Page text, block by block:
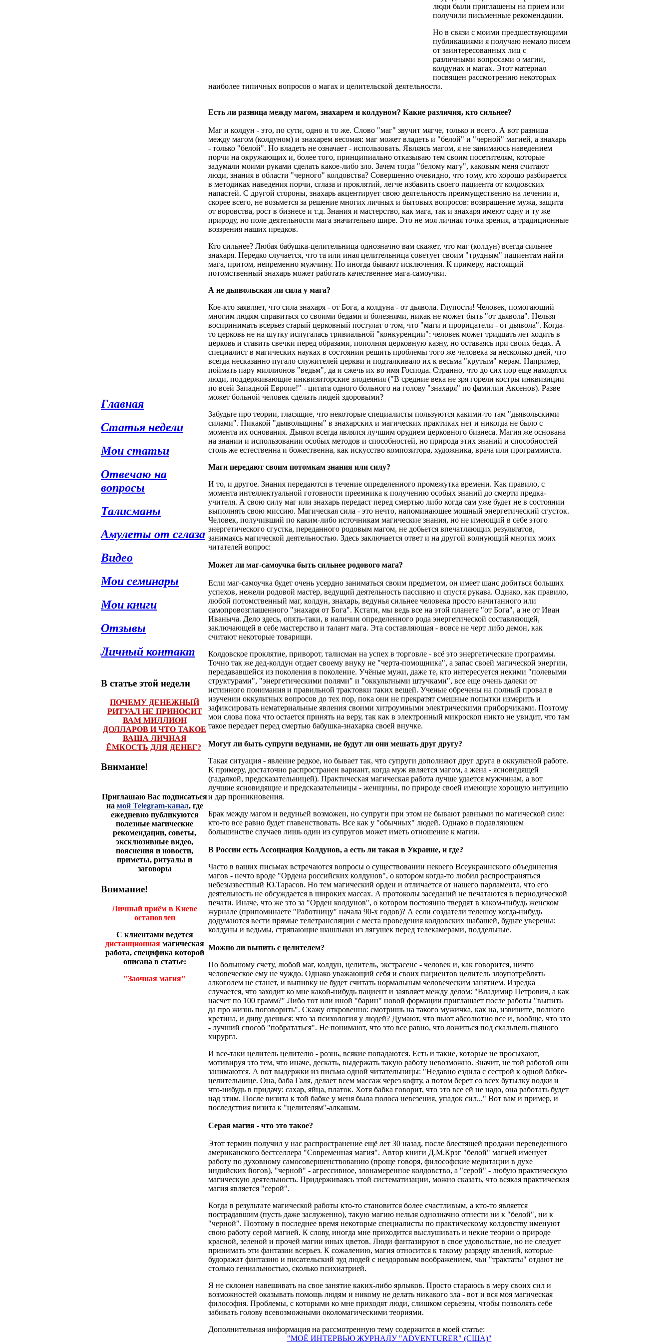
Главная
Статья недели
Мои статьи
Отвечаю на
вопросы
Талисманы
Амулеты от сглаза
Видео
Мои семинары
Мои книги
Отзывы
Личный контакт
В статье этой недели
ПОЧЕМУ ДЕНЕЖНЫЙ
РИТУАЛ НЕ ПРИНОСИТ
ВАМ МИЛЛИОН
ДОЛЛАРОВ И ЧТО ТАКОЕ
ВАША ЛИЧНАЯ
ЁМКОСТЬ ДЛЯ ДЕНЕГ?
Внимание!
Приглашаю Вас подписаться
на мой Telegram-канал, где
ежедневно публикуются
полезные магические
рекомендации, советы,
эксклюзивные видео,
пояснения и новости,
приметы, ритуалы и
заговоры
Внимание!
Личный приём в Киеве
остановлен
С клиентами ведется
дистанционнаямагическая
работа, специфика которой
описана в статье:
"Заочная магия"
люди были приглашены на прием или
получили письменные рекомендации.
Но в связи с моими предшествующими
публикациями я получаю немало писем
от заинтересованных лиц с
различными вопросами о магии,
колдунах и магах. Этот материал
посвящен рассмотрению некоторых
наиболее типичных вопросов о магах и целительской деятельности.
Есть ли разница между магом, знахарем и колдуном? Какие различия, кто сильнее?
Маг и колдун - это, по сути, одно и то же. Слово "маг" звучит мягче, только и всего. А вот разница
между магом (колдуном) и знахарем весомая: маг может владеть и "белой" и "черной" магией, а знахарь
- только "белой". Но владеть не означает - использовать. Являясь магом, я не занимаюсь наведением
порчи на окружающих и, более того, принципиально отказываю тем своим посетителям, которые
задумали моими руками сделать какое-либо зло. Зачем тогда "белому магу", каковым меня считают
люди, знания в области "черного" колдовства? Совершенно очевидно, что тому, кто хорошо разбирается
в методиках наведения порчи, сглаза и проклятий, легче избавить своего пациента от колдовских
напастей. С другой стороны, знахарь акцентирует свою деятельность преимущественно на лечении и,
скорее всего, не возьмется за решение многих личных и бытовых вопросов: возвращение мужа, защита
от воровства, рост в бизнесе и т.д. Знания и мастерство, как мага, так и знахаря имеют одну и ту же
природу, но поле деятельности мага значительно шире. Это не моя личная точка зрения, а традиционные
воззрения наших предков.
Кто сильнее? Любая бабушка-целительница однозначно вам скажет, что маг (колдун) всегда сильнее
знахаря. Нередко случается, что та или иная целительница советует своим "трудным" пациентам найти
мага, притом, непременно мужчину. Но иногда бывают исключения. К примеру, настоящий
потомственный знахарь может работать качественнее мага-самоучки.
А не дьявольская ли сила у мага?
Кое-кто заявляет, что сила знахаря - от Бога, а колдуна - от дьявола. Глупости! Человек, помогающий
многим людям справиться со своими бедами и болезнями, никак не может быть "от дьявола". Нельзя
воспринимать всерьез старый церковный постулат о том, что "маги и прорицатели - от дьявола". Когда-
то церковь не на шутку испугалась тривиальной "конкуренции": человек может тридцать лет ходить в
церковь и ставить свечки перед образами, пополняя церковную казну, но оставаясь при своих бедах. А
специалист в магических науках в состоянии решить проблемы того же человека за несколько дней, что
всегда несказанно пугало служителей церкви и подталкивало их к весьма "крутым" мерам. Например,
поймать пару миллионов "ведьм", да и сжечь их во имя Господа. Странно, что до сих пор еще находятся
люди, поддерживающие инквизиторские злодеяния ("В средние века не зря горели костры инквизиции
по всей Западной Европе!" - цитата одного больного на голову "знахаря" по фамилии Аксенов). Разве
может больной человек сделать людей здоровыми?
Забудьте про теории, гласящие, что некоторые специалисты пользуются какими-то там "дьявольскими
силами". Никакой "дьявольщины" в знахарских и магических практиках нет и никогда не было с
момента их основания. Дьявол всегда являлся лучшим орудием церковного бизнеса. Магия же основана
на знании и использовании особых методов и способностей, но природа этих знаний и способностей
столь же естественна и божественна, как искусство композитора, художника, врача или программиста.
Маги передают своим потомкам знания или силу?
И то, и другое. Знания передаются в течение определенного промежутка времени. Как правило, с
момента интеллектуальной готовности преемника к получению особых знаний до смерти предка-
учителя. А свою силу маг или знахарь передаст перед смертью либо когда сам уже будет не в состоянии
выполнять свою миссию. Магическая сила - это нечто, напоминающее мощный энергетический сгусток.
Человек, получивший по каким-либо источникам магические знания, но не имеющий в себе этого
энергетического сгустка, переданного родовым магом, не добьется впечатляющих результатов,
занимаясь магической деятельностью. Здесь заключается ответ и на другой волнующий многих моих
читателей вопрос:
Может ли маг-самоучка быть сильнее родового мага?
Если маг-самоучка будет очень усердно заниматься своим предметом, он имеет шанс добиться больших
успехов, нежели родовой мастер, ведущий деятельность пассивно и спустя рукава. Однако, как правило,
любой потомственный маг, колдун, знахарь, ведунья сильнее человека просто начитанного или
самопровозглашенного "знахаря от Бога". Кстати, мы ведь все на этой планете "от Бога", а не от Иван
Иваныча. Дело здесь, опять-таки, в наличии определенного рода энергетической составляющей,
заключающей в себе мастерство и талант мага. Эта составляющая - вовсе не черт либо демон, как
считают некоторые товарищи.
Колдовское проклятие, приворот, талисман на успех в торговле - всё это энергетические программы.
Точно так же дед-колдун отдает своему внуку не "черта-помощника", а запас своей магической энергии,
передававшейся из поколения в поколение. Учёные мужи, даже те, кто интересуется некими "полевыми
структурами", "энергетическими полями" и "оккультными штучками", все еще очень далеки от
истинного понимания и правильной трактовки таких вещей. Ученые обречены на полный провал в
изучении оккультных вопросов до тех пор, пока они не прекратят смешные попытки измерить и
зафиксировать нематериальные явления своими хитроумными электрическими приборчиками. Поэтому
мои слова пока что остается принять на веру, так как в электронный микроскоп никто не увидит, что там
такое передает перед смертью бабушка-знахарка своей внучке.
Могут ли быть супруги ведунами, не будут ли они мешать друг другу?
Такая ситуация - явление редкое, но бывает так, что супруги дополняют друг друга в оккультной работе.
К примеру, достаточно распространен вариант, когда муж является магом, а жена - ясновидящей
(гадалкой, предсказательницей). Практическая магическая работа лучше удается мужчинам, а вот
лучшие ясновидящие и предсказательницы - женщины, по природе своей имеющие хорошую интуицию
и дар проникновения.
Брак между магом и ведуньей возможен, но супруги при этом не бывают равными по магической силе:
кто-то все равно будет главенствовать. Все как у "обычных" людей. Однако в подавляющем
большинстве случаев лишь один из супругов может иметь отношение к магии.
В России есть Ассоциация Колдунов, а есть ли такая в Украине, и где?
Часто в ваших письмах встречаются вопросы о существовании некоего Всеукраинского объединения
магов - нечто вроде "Ордена российских колдунов", о котором когда-то любил распространяться
небезызвестный Ю.Тарасов. Но тем магический орден и отличается от нашего парламента, что его
деятельность не обсуждается в широких массах. А протоколы заседаний не печатаются в периодической
печати. Иначе, что же это за "Орден колдунов", о котором постоянно твердят в каком-нибудь женском
журнале (припоминаете "Работницу" начала 90-х годов)? А если создатели телешоу когда-нибудь
додумаются вести прямые телетрансляции с места проведения колдовских шабашей, будьте уверены:
колдуны и ведьмы, стряпающие шашлыки из лягушек перед телекамерами, поддельные.
Можно ли выпить с целителем?
По большому счету, любой маг, колдун, целитель, экстрасенс - человек и, как говорится, ничто
человеческое ему не чуждо. Однако уважающий себя и своих пациентов целитель злоупотреблять
алкоголем не станет, и выпивку не будет считать нормальным человеческим занятием. Изредка
случается, что заходит ко мне какой-нибудь пациент и заявляет между делом: "Владимир Петрович, а как
насчет по 100 грамм?" Либо тот или иной "барин" новой формации приглашает после работы "выпить
да про жизнь поговорить". Скажу откровенно: смотришь на такого мужичка, как на, извините, полного
кретина, и диву даешься: что за психология у людей? Думают, что пьют абсолютно все и, вообще, что это
- лучший способ "побрататься". Не понимают, что это все равно, что ложиться под скальпель пьяного
хирурга.
И все-таки целитель целителю - рознь, всякие попадаются. Есть и такие, которые не просыхают,
мотивируя это тем, что иначе, дескать, выдержать такую работу невозможно. Значит, не той работой они
занимаются. А вот выдержки из письма одной читательницы: "Недавно ездила с сестрой к одной бабке-
целительнице. Она, баба Галя, делает всем массаж через кофту, а потом берет со всех бутылку водки и
что-нибудь в придачу: сахар, яйца, платок. Хотя бабка говорит, что это все ей не надо, она работать будет
над этим. После визита к той бабке у меня была полоса невезения, упадок сил..." Вот вам и пример, и
последствия визита к "целителям"-алкашам.
Серая магия - что это такое?
Этот термин получил у нас распространение ещё лет 30 назад, после блестящей продажи переведенного
американского бестселлера "Современная магия". Автор книги Д.М.Крэг "белой" магией именует
работу по духовному самосовершенствованию (проще говоря, философские медитации в духе
индийских йогов), "черной" - агрессивное, злонамеренное колдовство, а "серой" - любую практическую
магическую деятельность. Придерживаясь этой систематизации, можно сказать, что всякая практическая
магия является "серой".
Когда в результате магической работы кто-то становится более счастливым, а кто-то является
пострадавшим (пусть даже заслуженно), такую магию нельзя однозначно отнести ни к "белой", ни к
"черной". Поэтому в последнее время некоторые специалисты по практическому колдовству именуют
свою работу серой магией. К слову, иногда мне приходится выслушивать и некие теории о природе
красной, зеленой и прочей магии иных цветов. Люди фантазируют в свое удовольствие, но не следует
принимать эти фантазии всерьез. К сожалению, магия относится к такому разряду явлений, которые
будоражат фантазию и писательский зуд людей с нездоровым воображением, чьи "трактаты" отдают не
столько гениальностью, сколько психиатрией.
Я не склонен навешивать на свое занятие каких-либо ярлыков. Просто стараюсь в меру своих сил и
возможностей оказывать помощь людям и никому не делать никакого зла - вот и вся моя магическая
философия. Проблемы, с которыми ко мне приходят люди, слишком серьезны, чтобы позволять себе
забивать голову всевозможными околомагическими теориями.
Дополнительная информация на рассмотренную тему содержится в моей статье:
"МОЁ ИНТЕРВЬЮ ЖУРНАЛУ "ADVENTURER" (США)"